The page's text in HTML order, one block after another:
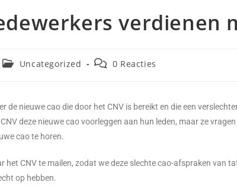
verdienen
Uncategorized 0 Reacties
de nieuwe cao die door het CNV is bereikt en die een
deze nieuwe cao voorleggen aan hun leden, maar ze
cao te horen.
het CNV te mailen, zodat we deze slechte cao-afspraken van
op hebben.